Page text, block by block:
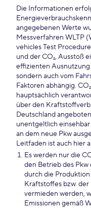
Die Informationen
angegebenen Werte
Messverfahren WLTP
vehicles Test
und der CO₂, Ausstoß
effizienten
sondern auch vom
Faktoren abhängig.
hauptsächlich
über den
Deutschland
unentgeltlich
an dem neue Pkw
Leitfaden ist auch hier
Es werden nur die
den Betrieb des Pkw
durch die
Kraftstoffes bzw.
vermieden werden,
Emissionen gemäß